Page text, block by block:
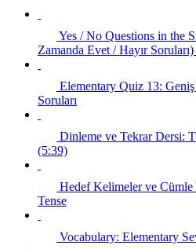
Yes / No Questions in the
Zamanda Evet / Hayır
Elementary Quiz 13:
Soruları
Dinleme ve Tekrar Dersi:
(5:39)
Hedef Kelimeler ve Cümle
Tense
Vocabulary: Elementary